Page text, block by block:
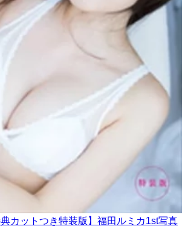
典カットつき特装版】福田ルミカ1st写真